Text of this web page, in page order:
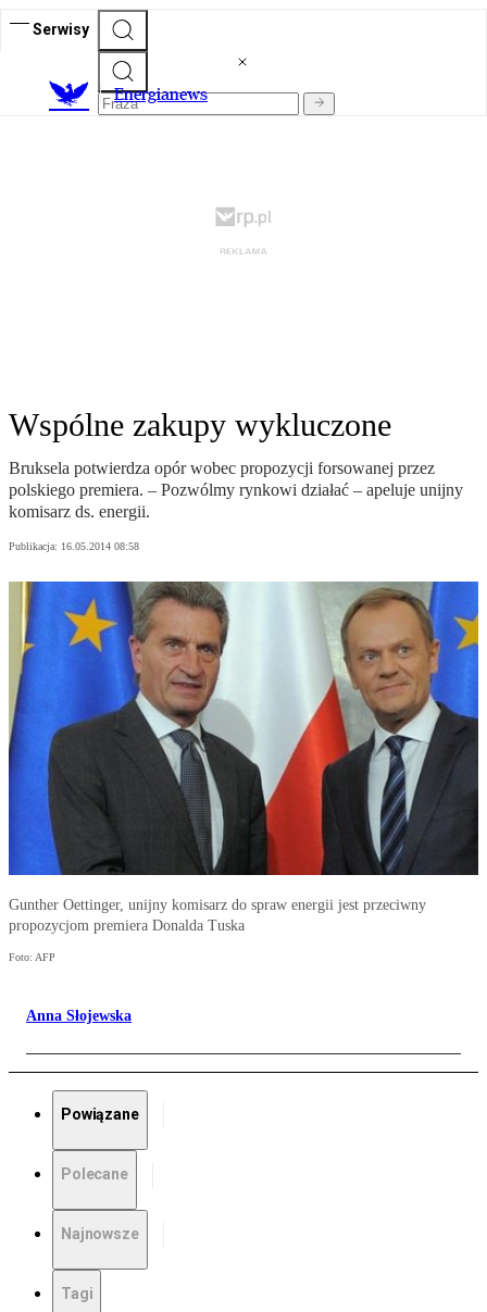
Serwisy
Energianews
Wspólne zakupy wykluczone
Bruksela potwierdza opór wobec propozycji forsowanej przez
polskiego premiera. – Pozwólmy rynkowi działać – apeluje unijny
komisarz ds. energii.
Publikacja: 16.05.2014 08:58
Gunther Oettinger, unijny komisarz do spraw energii jest przeciwny
propozycjom premiera Donalda Tuska
Foto: AFP
Anna Słojewska
Powiązane
Polecane
Najnowsze
Tagi